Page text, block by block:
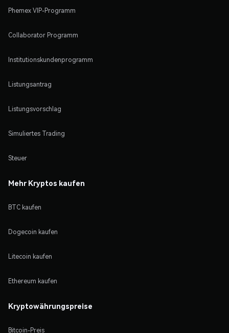
Phemex VIP-Programm
Collaborator Programm
Institutionskundenprogramm
Listungsantrag
Listungsvorschlag
Simuliertes Trading
Steuer
Mehr Kryptos kaufen
BTC kaufen
Dogecoin kaufen
Litecoin kaufen
Ethereum kaufen
Kryptowährungspreise
Bitcoin-Preis